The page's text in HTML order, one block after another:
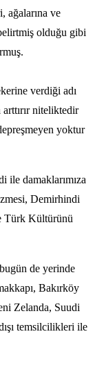
ağalarına ve
olduğu gibi
verdiği adı
arttırır niteliktedir
yoktur
ile damaklarımıza
Demirhindi
Türk Kültürünü
de yerinde
Bakırköy
Zelanda, Suudi
temsilcilikleri ile